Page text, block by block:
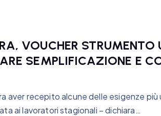
VOUCHER STRUMENTO
SEMPLIFICAZIONE E
aver recepito alcune delle esigenze
ai lavoratori stagionali – dichiara…